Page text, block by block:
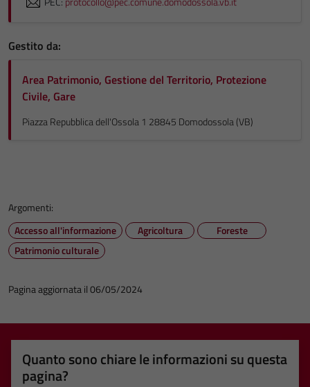
Gestito da:
Area Patrimonio, Gestione del Territorio, Protezione
Civile, Gare
Piazza Repubblica dell'Ossola 1 28845 Domodossola (VB)
Argomenti:
Accesso all'informazione
Agricoltura
Foreste
Patrimonio culturale
Pagina aggiornata il 06/05/2024
Quanto sono chiare le informazioni su questa
pagina?